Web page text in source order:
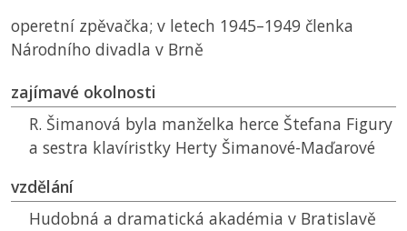
operetní zpěvačka; v letech 1945–1949 členka
Národního divadla v Brně
zajímavé okolnosti
R. Šimanová byla manželka herce Štefana Figury
a sestra klavíristky Herty Šimanové-Maďarové
vzdělání
Hudobná a dramatická akadémia v Bratislavě